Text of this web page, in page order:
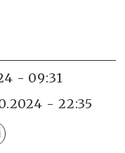
- 09:31
- 22:35